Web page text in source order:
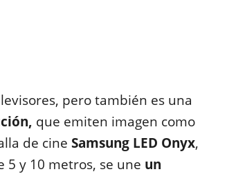
pero también es una
que emiten imagen como
de cine Samsung LED Onyx,
5 y 10 metros, se une un